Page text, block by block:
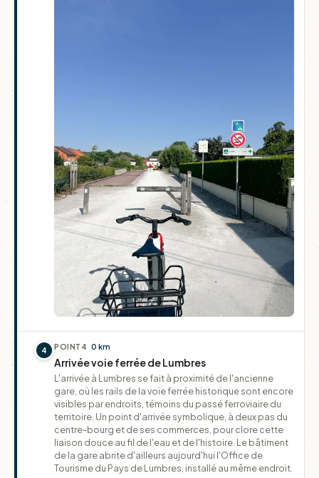
4 POINT 4 0 km
Arrivée voie ferrée de Lumbres
L'arrivée à Lumbres se fait à proximité de l'ancienne
gare, où les rails de la voie ferrée historique sont encore
visibles par endroits, témoins du passé ferroviaire du
territoire. Un point d'arrivée symbolique, à deux pas du
centre-bourg et de ses commerces, pour clore cette
liaison douce au fil de l'eau et de l'histoire. Le bâtiment
de la gare abrite d'ailleurs aujourd'hui l'Office de
Tourisme du Pays de Lumbres, installé au même endroit.